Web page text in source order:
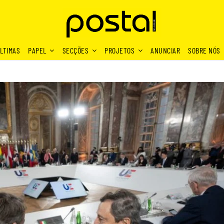
PAPEL SECÇÕES PROJETOS ANUNCIAR SOBRE NÓS